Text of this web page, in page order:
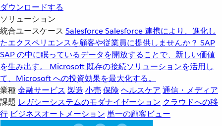
ダウンロードする
ソリューション
統合ユースケース SalesforceSalesforce 連携により、進化し
たエクスペリエンスを顧客や従業員に提供しませんか？ SAP
SAP の中に眠っているデータを開放することで、新しい価値
を生み出す。
Microsoft 既存の接続ソリューションを活用し
て、Microsoft への投資効果を最大化する。
業種金融サービス 製造 小売 保険 ヘルスケア 通信・メディア
課題 レガシーシステムのモダナイゼーション クラウドへの移
行 ビジネスオートメーション 単一の顧客ビュー